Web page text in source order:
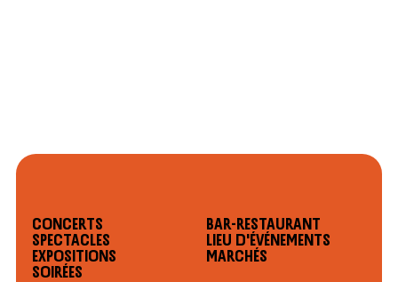
Concerts
Spectacles
Expositions
Soirées
Bar-restaurant
Lieu d'événements
Marchés